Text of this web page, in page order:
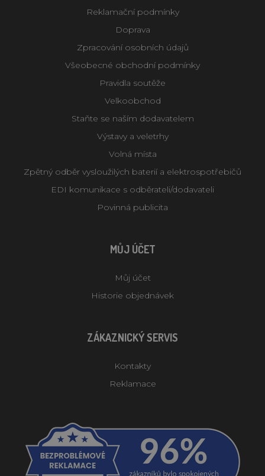
Reklamační podmínky
Doprava
Zpracování osobních údajů
Všeobecné obchodní podmínky
Pravidla soutěže
Velkoobchod
Staňte se naším dodavatelem
Výstavy a veletrhy
Volná místa
Zpětný odběr vysloužilých baterií a elektrospotřebičů
EDI komunikace s odběrateli/dodavateli
Povinná publicita
MŮJ ÚČET
Můj účet
Historie objednávek
ZÁKAZNICKÝ SERVIS
Kontakty
Reklamace